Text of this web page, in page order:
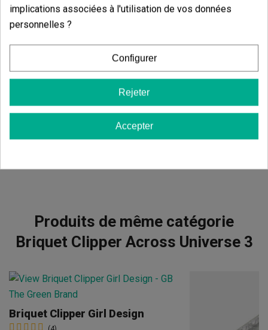
Commentaires surBriquet Clipper
Across Universe 3
Il n'y a pas d'avis dans votre langue, vérifiez-les tous en
cliquant sur « avis dans d'autres langues ».
Afficher les commentaires dans d’autres langues
Produits de même catégorie
Briquet Clipper Across Universe 3
Briquet Clipper Girl Design
implications associées à l'utilisation de vos données
personnelles ?
Configurer
Rejeter
Accepter